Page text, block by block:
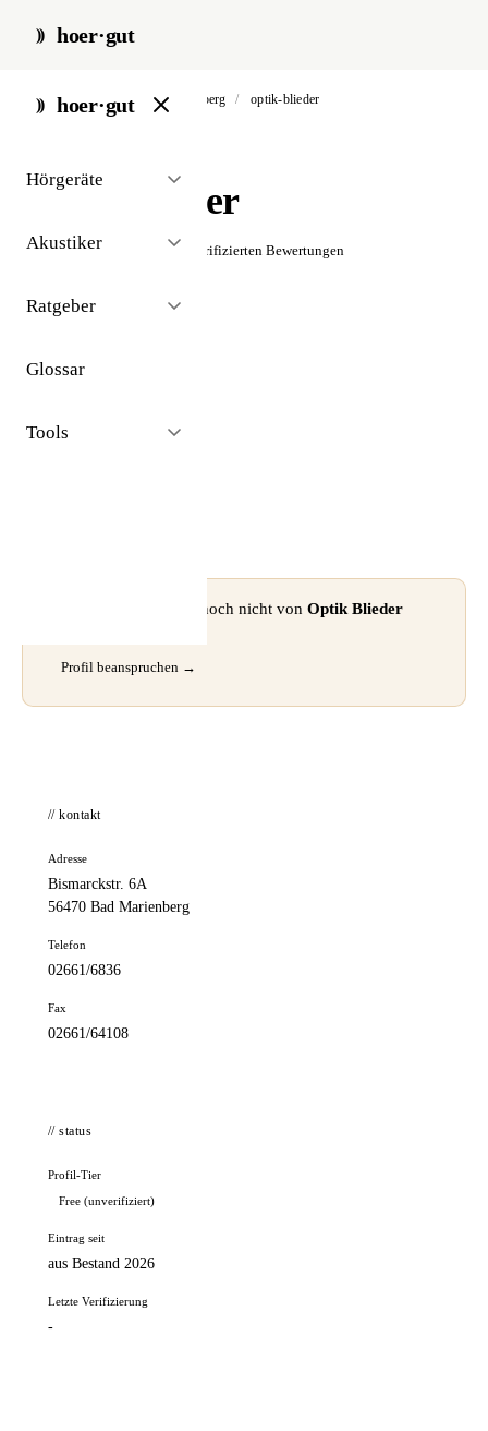
hoer·gut
hoer·gut
Hörgeräte
Akustiker
Ratgeber
Glossar
Tools
start / akustiker / bad marienberg / optik-blieder
Optik Blieder
☆☆☆☆☆ Noch keine verifizierten Bewertungen
⚠ Dieses Profil wurde noch nicht von Optik Blieder
Profil beanspruchen →
// kontakt
Adresse
Bismarckstr. 6A
56470 Bad Marienberg
Telefon
02661/6836
Fax
02661/64108
// status
Profil-Tier
Free (unverifiziert)
Eintrag seit
aus Bestand 2026
Letzte Verifizierung
-